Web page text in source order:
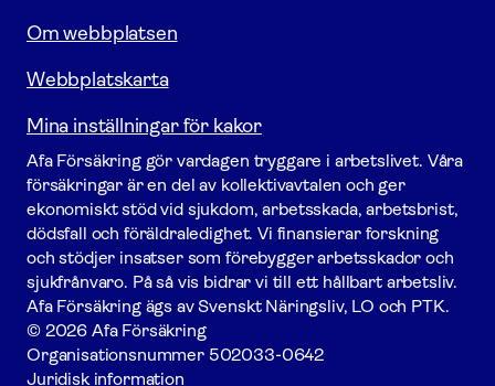
Om webbplatsen
Webbplatskarta
Mina inställningar för kakor
Afa För­säkring gör vardagen tryggare i arbetslivet. Våra
försäk­ringar är en del av kollektivavtalen och ger
ekonomiskt stöd vid sjukdom, arbetsskada, arbetsbrist,
dödsfall och föräldraledighet. Vi finansierar forskning
och stödjer insatser som förebygger arbets­skador och
sjukfrånvaro. På så vis bidrar vi till ett hållbart arbetsliv.
Afa För­säkring ägs av Svenskt Näringsliv, LO och PTK.
© 2026 Afa Försäkring
Organisationsnummer 502033-0642
Juridisk information